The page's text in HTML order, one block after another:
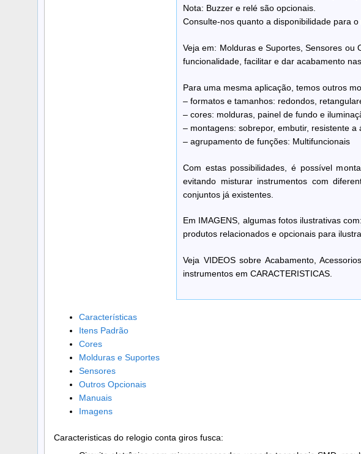
Nota: Buzzer e relé são opcionais.
Consulte-nos quanto a disponibilidade para
Veja em: Molduras e Suportes, Sensores ou
funcionalidade, facilitar e dar acabamento
Para uma mesma aplicação, temos outros
– formatos e tamanhos: redondos,
– cores: molduras, painel de fundo e
– montagens: sobrepor, embutir, resistente a
– agrupamento de funções: Multifuncionais
Com estas possibilidades, é possível
evitando misturar instrumentos com
conjuntos já existentes.
Em IMAGENS, algumas fotos ilustrativas
produtos relacionados e opcionais para
Veja VIDEOS sobre Acabamento,
instrumentos em CARACTERISTICAS.
Características
Itens Padrão
Cores
Molduras e Suportes
Sensores
Outros Opcionais
Manuais
Imagens
Caracteristicas do relogio conta giros fusca: